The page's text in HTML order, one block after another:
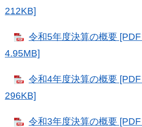
212KB]
令和5年度決算の概要
4.95MB]
令和4年度決算の概要
296KB]
令和3年度決算の概要